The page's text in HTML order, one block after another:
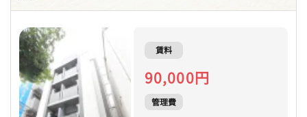
賃料
90,000円
管理費